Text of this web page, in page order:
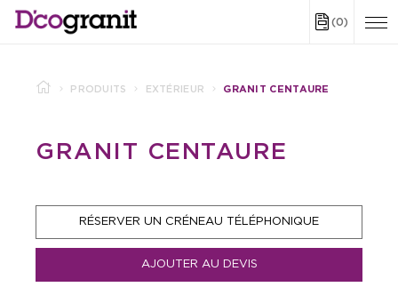
(0)
PRODUITS EXTÉRIEUR GRANIT CENTAURE
GRANIT CENTAURE
RÉSERVER UN CRÉNEAU TÉLÉPHONIQUE
AJOUTER AU DEVIS